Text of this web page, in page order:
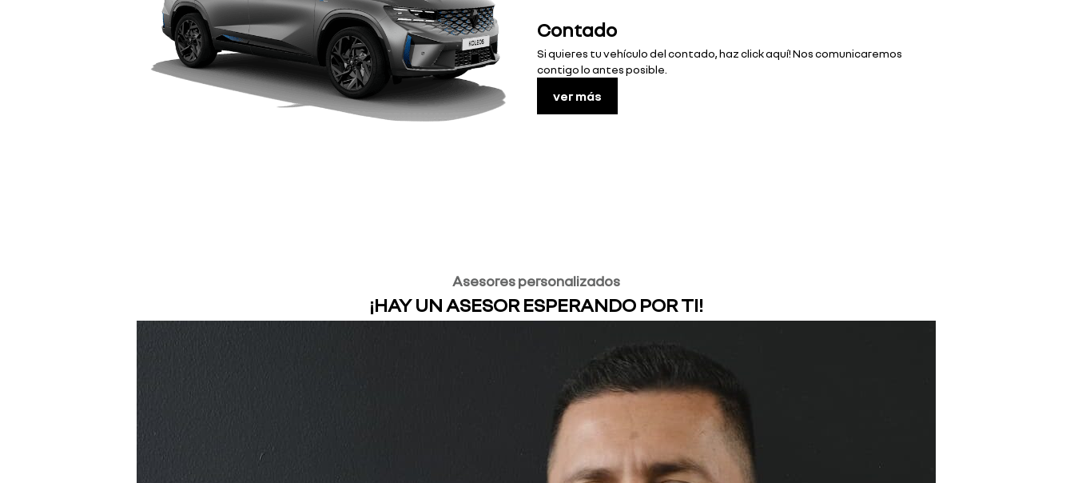
Contado
Si quieres tu vehículo del contado, haz click aquí! Nos comunicaremos
contigo lo antes posible.
ver más
Asesores personalizados
¡HAY UN ASESOR ESPERANDO POR TI!